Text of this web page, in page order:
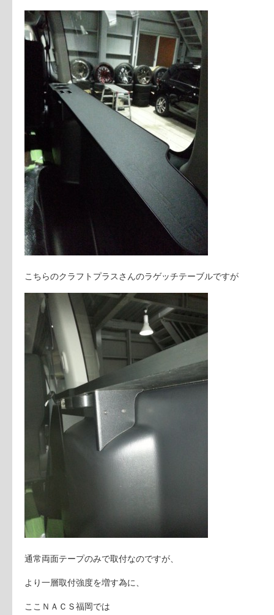
こちらのクラフトプラスさんのラゲッチテーブルですが
通常両面テープのみで取付なのですが、
より一層取付強度を増す為に、
ここＮＡＣＳ福岡では